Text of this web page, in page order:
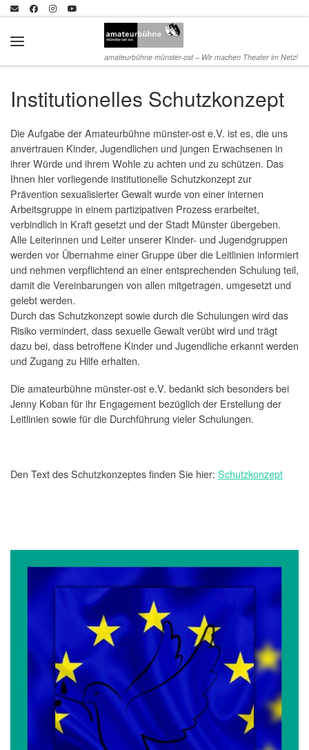
Zum Inhalt springen
amateurbühne münster-ost – Wir machen Theater im Netz!
Institutionelles Schutzkonzept
Die Aufgabe der Amateurbühne münster-ost e.V. ist es, die uns
anvertrauen Kinder, Jugendlichen und jungen Erwachsenen in
ihrer Würde und ihrem Wohle zu achten und zu schützen. Das
Ihnen hier vorliegende institutionelle Schutzkonzept zur
Prävention sexualisierter Gewalt wurde von einer internen
Arbeitsgruppe in einem partizipativen Prozess erarbeitet,
verbindlich in Kraft gesetzt und der Stadt Münster übergeben.
Alle Leiterinnen und Leiter unserer Kinder- und Jugendgruppen
werden vor Übernahme einer Gruppe über die Leitlinien informiert
und nehmen verpflichtend an einer entsprechenden Schulung teil,
damit die Vereinbarungen von allen mitgetragen, umgesetzt und
gelebt werden.
Durch das Schutzkonzept sowie durch die Schulungen wird das
Risiko vermindert, dass sexuelle Gewalt verübt wird und trägt
dazu bei, dass betroffene Kinder und Jugendliche erkannt werden
und Zugang zu Hilfe erhalten.
Die amateurbühne münster-ost e.V. bedankt sich besonders bei
Jenny Koban für ihr Engagement bezüglich der Erstellung der
Leitlinien sowie für die Durchführung vieler Schulungen.
Den Text des Schutzkonzeptes finden Sie hier: Schutzkonzept